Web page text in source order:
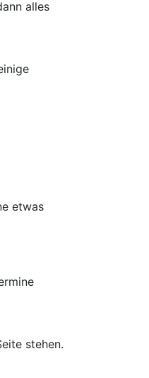
alles
etwas
stehen.